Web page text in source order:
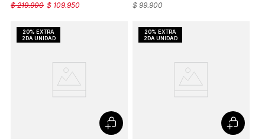
$ 109.950
$ 219.900
$ 99.900